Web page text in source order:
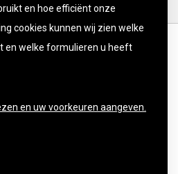
en hoe efficiënt onze
cookies kunnen wij zien welke
en welke formulieren u heeft
en uw voorkeuren aangeven.